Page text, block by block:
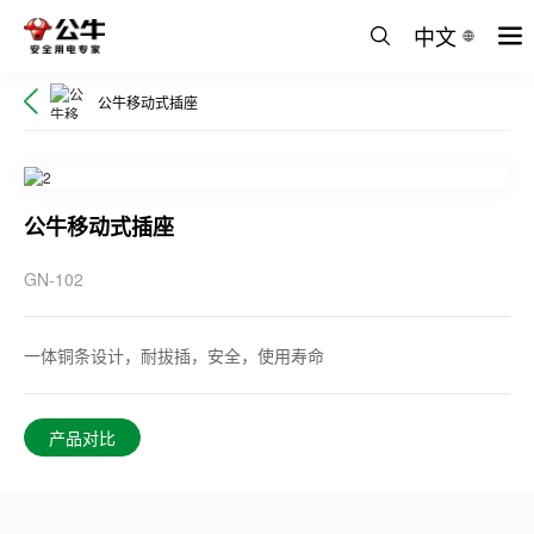
中文
公牛移动式插座
公牛移动式插座
GN-102
一体铜条设计，耐拔插，安全，使用寿命
产品对比